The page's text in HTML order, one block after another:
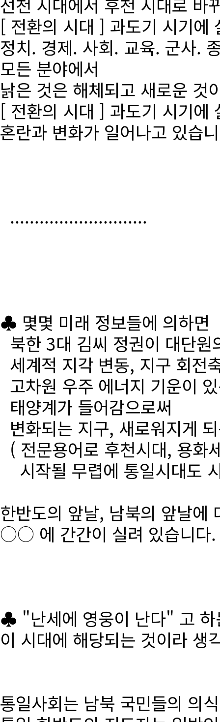
[ 전환의 시대 ] 과도기 시기에
정치. 경제. 사회. 교육. 군사.
모든 분야에서
낡은 것은 해체되고 새로운 것
[ 전환의 시대 ] 과도기 시기에
혼란과 변화가 일어나고 있습
............................
♣ 몇몇 미래 정보들에 의하면
북한 3대 김씨 정권이 대단
세계적 지각 변동, 지구 회전
고차원 우주 에너지 기운이
태양계가 들어감으로써
변화되는 지구, 새로워지게
( 전문용어로 후천시대, 용화
시작될 무렵에 통일시대도
한반도의 앞날, 남북의 앞날에
○○ 에 간간이 실려 있습니다.
♣ "난세에 영웅이 난다" 고 하
이 시대에 해당되는 것이라 생
통일사회는 남북 국민들의 의